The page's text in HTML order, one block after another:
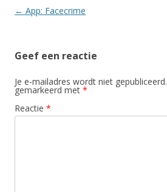
Berichtnavigatie
← App: Facecrime
Geef een reactie
Je e-mailadres wordt niet gepubliceerd.
gemarkeerd met *
Reactie *